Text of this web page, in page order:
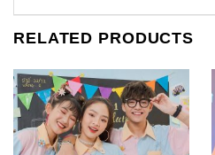
RELATED PRODUCTS